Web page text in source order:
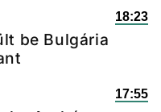
18:23
be Bulgária
17:55